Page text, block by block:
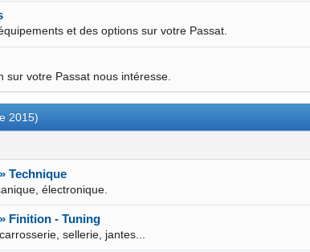
et des options sur votre Passat.
sur votre Passat nous intéresse.
2015)
Technique
électronique.
Finition - Tuning
sellerie, jantes...